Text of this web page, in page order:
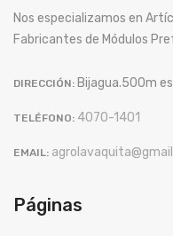
Nos especializamos en
Fabricantes de Módulos
DIRECCIÓN: Bijagua.500m
TELÉFONO: 4070-1401
EMAIL:
Páginas